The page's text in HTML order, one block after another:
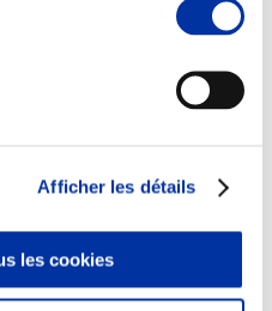
Afficher les détails
les cookies
en marché